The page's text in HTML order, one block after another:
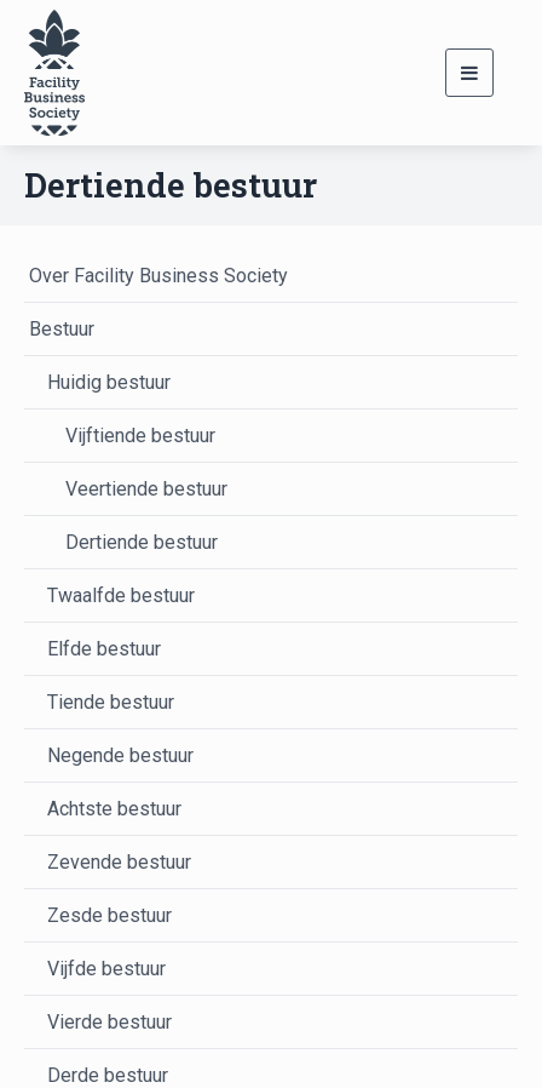
Toggle
Dertiende bestuur
Over Facility Business Society
Bestuur
Huidig bestuur
Vijftiende bestuur
Veertiende bestuur
Dertiende bestuur
Twaalfde bestuur
Elfde bestuur
Tiende bestuur
Negende bestuur
Achtste bestuur
Zevende bestuur
Zesde bestuur
Vijfde bestuur
Vierde bestuur
Derde bestuur